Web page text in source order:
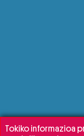
Tokiko informazioa